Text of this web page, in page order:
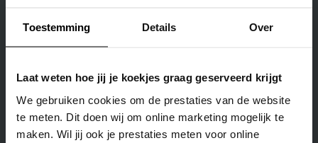
Toestemming Details Over
Laat weten hoe jij je koekjes graag geserveerd krijgt
We gebruiken cookies om de prestaties van de website
te meten. Dit doen wij om online marketing mogelijk te
maken. Wil jij ook je prestaties meten voor online